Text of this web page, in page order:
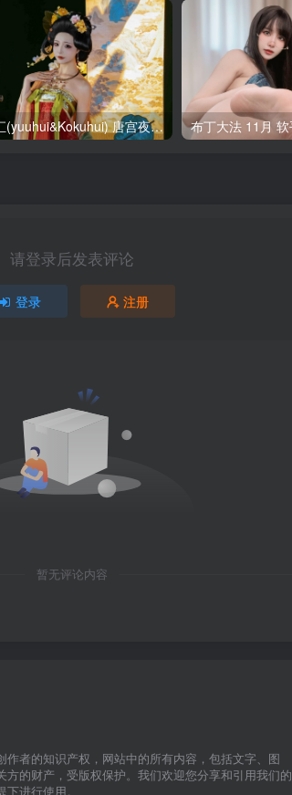
玉汇(yuuhui&Kokuhui) 唐宫夜宴 [136P-1.47GB]
请登录后发表评论
登录 注册
暂无评论内容
者的知识产权，网站中的所有内容，包括文字、图
方的财产，受版权保护。我们欢迎您分享和引用我们的
进行使用。